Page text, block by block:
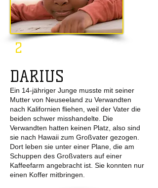
2
DARIUS
Ein 14-jähriger Junge musste mit seiner
Mutter von Neuseeland zu Verwandten
nach Kalifornien fliehen, weil der Vater die
beiden schwer misshandelte. Die
Verwandten hatten keinen Platz, also sind
sie nach Hawaii zum Großvater gezogen.
Dort leben sie unter einer Plane, die am
Schuppen des Großvaters auf einer
Kaffeefarm angebracht ist. Sie konnten nur
einen Koffer mitbringen.